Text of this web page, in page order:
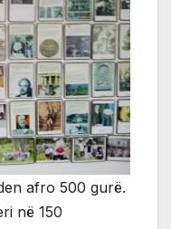
afro 500 gurë.
në 150